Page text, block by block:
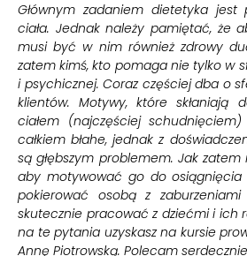
Głównym zadaniem dietetyka
ciała. Jednak należy pamiętać, że
musi być w nim również zdrowy
zatem kimś, kto pomaga nie tylko w
i psychicznej. Coraz częściej dba o
klientów. Motywy, które
ciałem (najczęściej
całkiem błahe, jednak z
są głębszym problemem. Jak
aby motywować go do osiągnięcia
pokierować osobą z
skutecznie pracować z dziećmi i ich
na te pytania uzyskasz na kursie
Annę Piotrowską. Polecam